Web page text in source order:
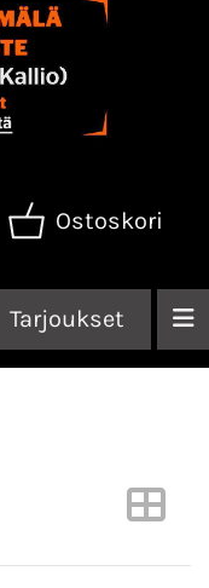
Ostoskori
Tarjoukset